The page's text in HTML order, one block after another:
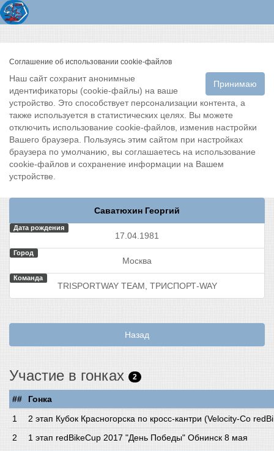
Соглашение об использовании cookie-файлов
Принимаю
Наш сайт сохранит анонимные
идентификаторы (cookie-файлы) на ваше
устройство. Это способствует персонализации контента, а
также используется в статистических целях. Вы можете
отключить использование cookie-файлов, изменив настройки
Вашего браузера. Пользуясь этим сайтом при настройках
браузера по умолчанию, вы соглашаетесь на использование
cookie-файлов и сохранение информации на Вашем
устройстве.
Саватюхин Георгий
Дата рождения
17.04.1981
Город
Москва
Команда
TRISPORTWAY TEAM, ТРИСПОРТ-WAY
Назад
Участие в гонках 2
##
Гонка
2 этап Кубок Красногорска по кросс-кантри (Velocity-Co
1 этап redBikeCup 2017 "День Победы" Обнинск 8 мая